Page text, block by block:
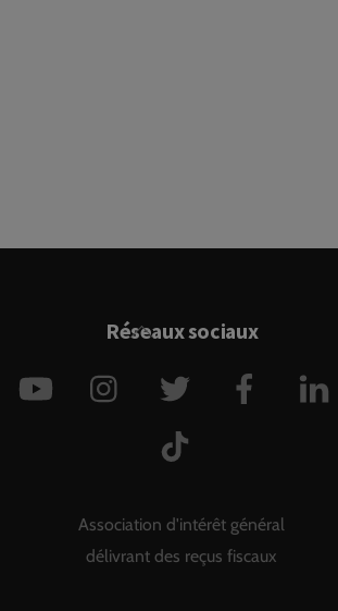
Back
Top
Réseaux sociaux
YouTube Instagram Twitter Facebook
Association d'intérêt général
délivrant des reçus fiscaux